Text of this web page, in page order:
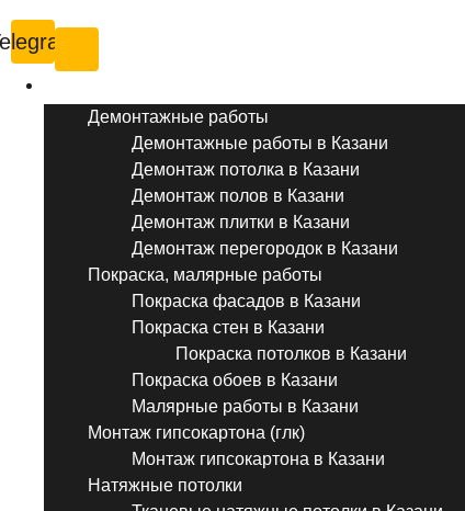
Демонтажные работы
Демонтажные работы в Казани
Демонтаж потолка в Казани
Демонтаж полов в Казани
Демонтаж плитки в Казани
Демонтаж перегородок в Казани
Покраска, малярные работы
Покраска фасадов в Казани
Покраска стен в Казани
Покраска потолков в Казани
Покраска обоев в Казани
Малярные работы в Казани
Монтаж гипсокартона (глк)
Монтаж гипсокартона в Казани
Натяжные потолки